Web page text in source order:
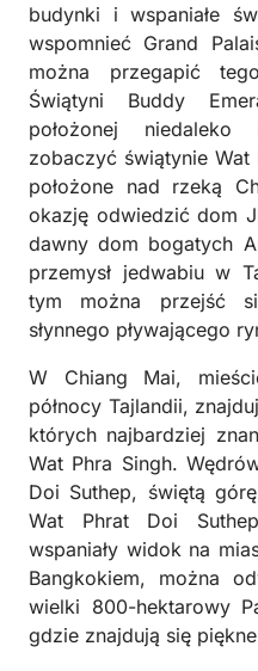
budynki i wspaniałe
wspomnieć Grand
można przegapić
Świątyni Buddy
położonej niedaleko
zobaczyć świątynie Wat
położone nad rzeką
okazję odwiedzić dom
dawny dom bogatych
przemysł jedwabiu w
tym można przejść
słynnego pływającego
W Chiang Mai,
północy Tajlandii,
których najbardziej
Wat Phra Singh.
Doi Suthep, świętą
Wat Phrat Doi
wspaniały widok na
Bangkokiem, można
wielki 800-hektarowy
gdzie znajdują się